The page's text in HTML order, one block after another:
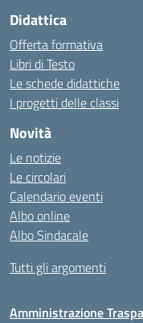
Didattica
Offerta formativa
Libri di Testo
Le schede didattiche
I progetti delle classi
Novità
Le notizie
Le circolari
Calendario eventi
Albo online
Albo Sindacale
Tutti gli argomenti
Amministrazione